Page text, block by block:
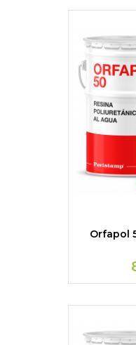
Orfapol